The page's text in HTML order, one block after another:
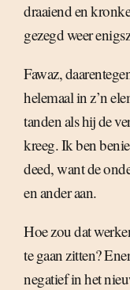
draaiend en
gezegd weer
Fawaz,
helemaal in z’n
tanden als hij de
kreeg. Ik ben
deed, want de
en ander aan.
Hoe zou dat
te gaan zitten?
negatief in het